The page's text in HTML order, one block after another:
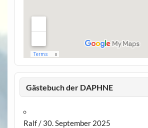
Gästebuch der DAPHNE
Ralf/ 30. September 2025